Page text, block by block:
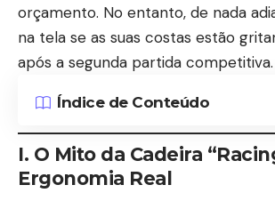
orçamento. No entanto, de nada
na tela se as suas costas estão
após a segunda partida competitiva.
Índice de Conteúdo
I. O Mito da Cadeira
Ergonomia Real